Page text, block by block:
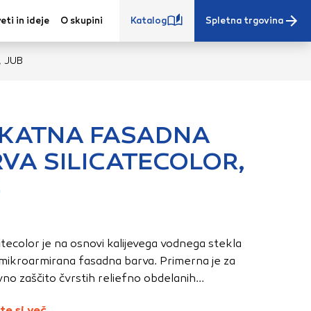
in ideje O skupini Katalog Spletna trgovina
JUB
FASADNA
SILICATECOLOR,
je na osnovi kalijevega vodnega stekla
fasadna barva. Primerna je za
zaščito čvrstih reliefno obdelanih...
iz vašega
vaše nastavitve,
Te
bolj
Klikajte
Blokiranje
Več